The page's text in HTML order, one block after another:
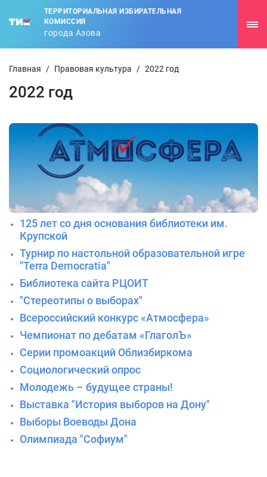
ТЕРРИТОРИАЛЬНАЯ ИЗБИРАТЕЛЬНАЯ
КОМИССИЯ
города Азова
Главная / Правовая культура / 2022 год
2022 год
125 лет со дня основания библиотеки им.
Крупской
Турнир по настольной образовательной игре
"Terra Democratia"
Библиотека сайта РЦОИТ
"Стереотипы о выборах"
Всероссийский конкурс «Атмосфера»
Чемпионат по дебатам «ГлаголЪ»
Серии промоакций Облизбиркома
Социологический опрос
Молодежь – будущее страны!
Выставка "История выборов на Дону"
Выборы Воеводы Дона
Олимпиада "Софиум"